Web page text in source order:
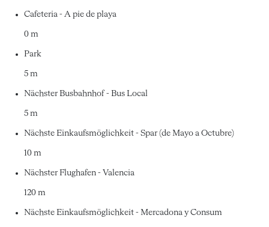
Cafeteria - A pie de playa
0 m
Park
5 m
Nächster Busbahnhof - Bus Local
5 m
Nächste Einkaufsmöglichkeit - Spar (de Mayo a Octubre)
10 m
Nächster Flughafen - Valencia
120 m
Nächste Einkaufsmöglichkeit - Mercadona y Consum